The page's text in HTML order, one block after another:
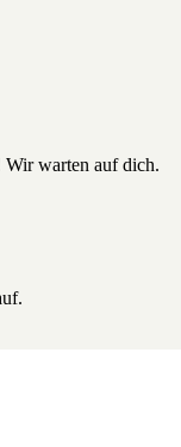
warten auf dich.